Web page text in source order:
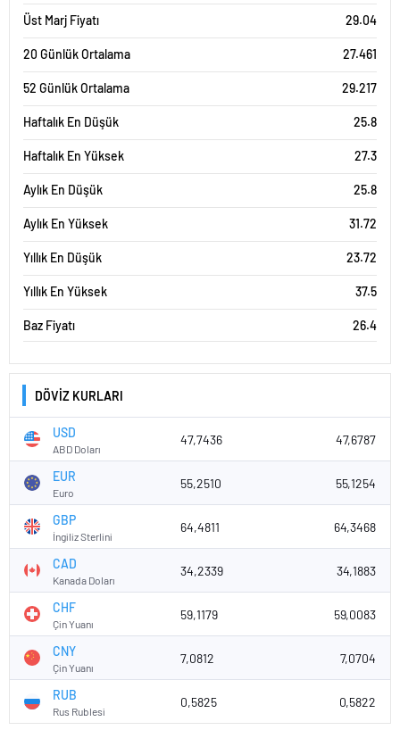
Üst Marj Fiyatı 29.04
20 Günlük Ortalama 27.461
52 Günlük Ortalama 29.217
Haftalık En Düşük 25.8
Haftalık En Yüksek 27.3
Aylık En Düşük 25.8
Aylık En Yüksek 31.72
Yıllık En Düşük 23.72
Yıllık En Yüksek 37.5
Baz Fiyatı 26.4
DÖVİZ KURLARI
USD
ABD Doları
47,7436 47,6787
EUR
Euro
55,2510 55,1254
GBP
İngiliz Sterlini
64,4811 64,3468
CAD
Kanada Doları
34,2339 34,1883
CHF
Çin Yuanı
59,1179 59,0083
CNY
Çin Yuanı
7,0812 7,0704
RUB
Rus Rublesi
0,5825 0,5822